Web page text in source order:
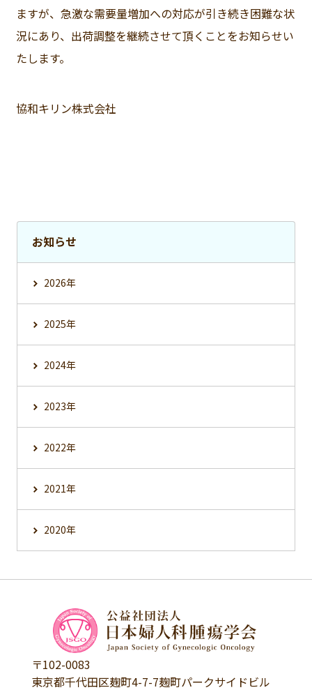
ますが、急激な需要量増加への対応が引き続き困難な状
況にあり、出荷調整を継続させて頂くことをお知らせい
たします。
協和キリン株式会社
お知らせ
2026年
2025年
2024年
2023年
2022年
2021年
2020年
〒102-0083
東京都千代田区麹町4-7-7麹町パークサイドビル